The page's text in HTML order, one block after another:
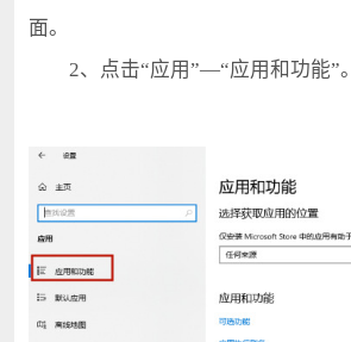
面。
2、点击“应用”—“应用和功能”。